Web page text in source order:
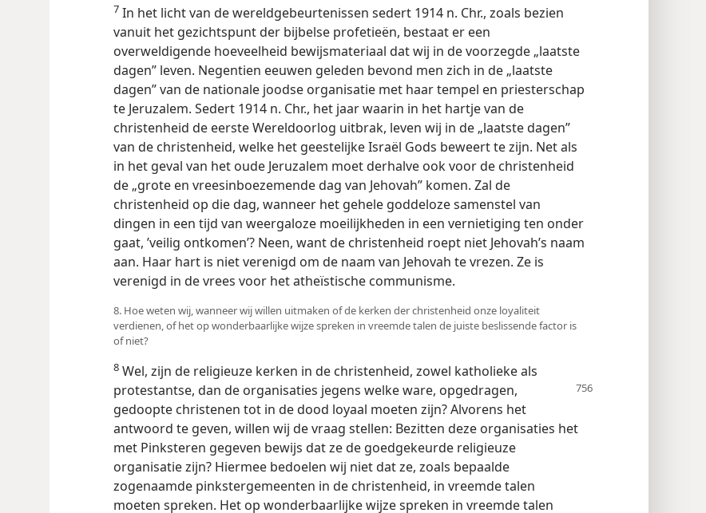
7 In het licht van de wereldgebeurtenissen sedert 1914 n. Chr., zoals bezien
vanuit het gezichtspunt der bijbelse profetieën, bestaat er een
overweldigende hoeveelheid bewijsmateriaal dat wij in de voorzegde „laatste
dagen” leven. Negentien eeuwen geleden bevond men zich in de „laatste
dagen” van de nationale joodse organisatie met haar tempel en priesterschap
te Jeruzalem. Sedert 1914 n. Chr., het jaar waarin in het hartje van de
christenheid de eerste Wereldoorlog uitbrak, leven wij in de „laatste dagen”
van de christenheid, welke het geestelijke Israël Gods beweert te zijn. Net als
in het geval van het oude Jeruzalem moet derhalve ook voor de christenheid
de „grote en vreesinboezemende dag van Jehovah” komen. Zal de
christenheid op die dag, wanneer het gehele goddeloze samenstel van
dingen in een tijd van weergaloze moeilijkheden in een vernietiging ten onder
gaat, ’veilig ontkomen’? Neen, want de christenheid roept niet Jehovah’s naam
aan. Haar hart is niet verenigd om de naam van Jehovah te vrezen. Ze is
verenigd in de vrees voor het atheïstische communisme.
8. Hoe weten wij, wanneer wij willen uitmaken of de kerken der christenheid onze loyaliteit
verdienen, of het op wonderbaarlijke wijze spreken in vreemde talen de juiste beslissende factor is
of niet?
8 Wel, zijn de religieuze kerken in de christenheid, zowel katholieke als
protestantse, dan de organisaties jegens welke ware, opgedragen,
gedoopte christenen tot in de dood loyaal moeten zijn? Alvorens het
antwoord te geven, willen wij de vraag stellen: Bezitten deze organisaties het
met Pinksteren gegeven bewijs dat ze de goedgekeurde religieuze
organisatie zijn? Hiermee bedoelen wij niet dat ze, zoals bepaalde
zogenaamde pinkstergemeenten in de christenheid, in vreemde talen
moeten spreken. Het op wonderbaarlijke wijze spreken in vreemde talen